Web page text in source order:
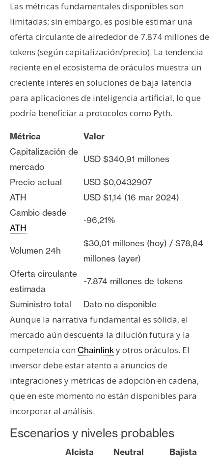
Las métricas fundamentales disponibles son
limitadas; sin embargo, es posible estimar una
oferta circulante de alrededor de 7.874 millones de
tokens (según capitalización/precio). La tendencia
reciente en el ecosistema de oráculos muestra un
creciente interés en soluciones de baja latencia
para aplicaciones de inteligencia artificial, lo que
podría beneficiar a protocolos como Pyth.
Métrica
Valor
Capitalización de
mercado
USD $340,91 millones
Precio actual
USD $0,0432907
ATH
USD $1,14 (16 mar 2024)
Cambio desde
ATH
-96,21%
Volumen 24h
$30,01 millones (hoy) / $78,84
millones (ayer)
Oferta circulante
estimada
~7.874 millones de tokens
Suministro total Dato no disponible
Aunque la narrativa fundamental es sólida, el
mercado aún descuenta la dilución futura y la
competencia con Chainlinky otros oráculos. El
inversor debe estar atento a anuncios de
integraciones y métricas de adopción en cadena,
que en este momento no están disponibles para
incorporar al análisis.
Escenarios y niveles probables
Alcista Neutral
Bajista